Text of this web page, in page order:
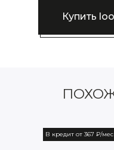
Купить
В кредит от 367 ₽/мес